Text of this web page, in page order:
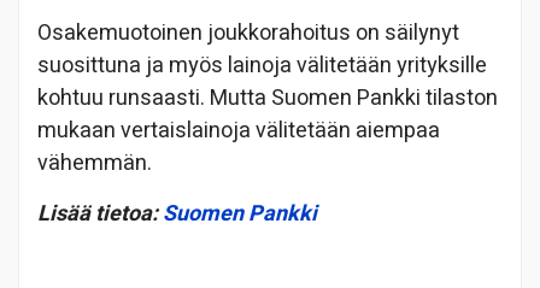
Osakemuotoinen joukkorahoitus on säilynyt
suosittuna ja myös lainoja välitetään yrityksille
kohtuu runsaasti. Mutta Suomen Pankki tilaston
mukaan vertaislainoja välitetään aiempaa
vähemmän.
Lisää tietoa:Suomen Pankki